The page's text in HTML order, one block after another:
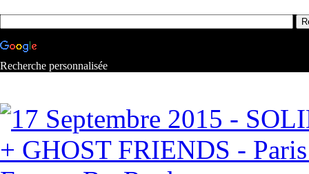
Recherche personnalisée